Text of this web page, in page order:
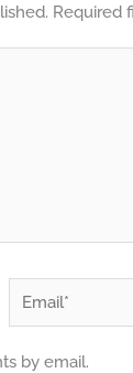
Required
by email.